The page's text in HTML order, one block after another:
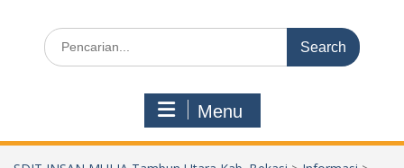
Search
for:
Menu